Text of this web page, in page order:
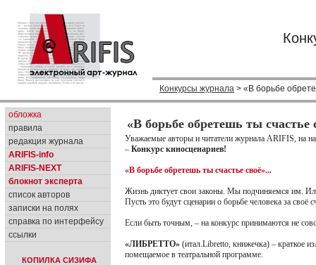
Конкурсы журнала > «В борьбе
обложка
правила
редакция журнала
ARIFIS-info
ARIFIS-NEXT
блокнот эксперта
список авторов
записки на полях
справка по интерфейсу
ссылки
КОПИЛКА СИЗИФА
«В борьбе обретешь ты счастье
Уважаемые авторы и читатели журнала ARIFIS, на
– Конкурс киносценариев!
«В борьбе обретешь ты счастье своё»...
Жизнь диктует свои законы. Мы подчиняемся им.
Пусть это будут сценарии о борьбе человека за своё
Если быть точным, – на конкурс принимаются не
«ЛИБРЕТТО» (итал.Libretto, книжечка) – краткое
помещаемое в театральной программе.